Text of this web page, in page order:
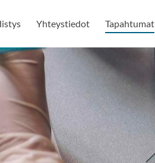
Yhteystiedot Tapahtumat